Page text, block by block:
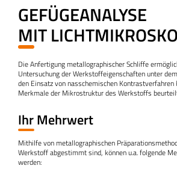
GEFÜGEANALYSE
MIT
Die Anfertigung metallographischer Schliffe
Untersuchung der Werkstoffeigenschaften unter
den Einsatz von nasschemischen Kontrastverfahren
Merkmale der Mikrostruktur des Werkstoffs
Ihr Mehrwert
Mithilfe von metallographischen
Werkstoff abgestimmt sind, können u.a. folgende
werden: